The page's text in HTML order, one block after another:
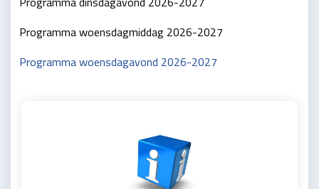
Programma woensdagmiddag 2026-2027
Programma woensdagavond 2026-2027